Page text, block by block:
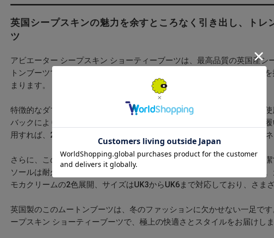
英国シープスキンの魅力を余すところなく引き出し、トレ
ツ
アビエーター シープスキン ショーティーブーツは、最高品質の英国産シ
トンブーツです。このブーツは、あなたの足元に贅沢な暖かさと快適さ
まります。
特徴的なダブルステッチ構造により、ブーツの強度が向上し、日常的な
バックにより形状保持性が高く、美しいシルエットを保ちながら長時間
用すれば、2イン1のスタイルを楽しむことができ、さまざまなコーディネ
さらに、このブーツは家庭で洗えるため、お手入れも簡単。いつでも清
ソールは耐久性が高く、長時間の歩行でも快適なサポートを提供します
モカクリームの2色展開、サイズはUK3からUK6まで対応しており、さま
英国製のこのムートンブーツは、冬のファッションに欠かせない一足で
ープスキン ショーティーブーツで、極上の快適さとスタイルをお届けしま